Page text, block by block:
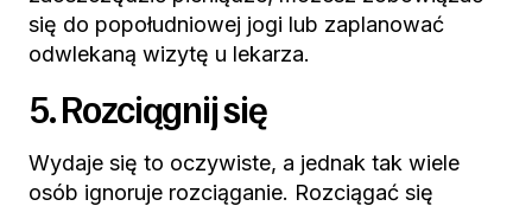
się do popołudniowej jogi lub zaplanować
odwlekaną wizytę u lekarza.
5. Rozciągnij się
Wydaje się to oczywiste, a jednak tak wiele
osób ignoruje rozciąganie. Rozciągać się